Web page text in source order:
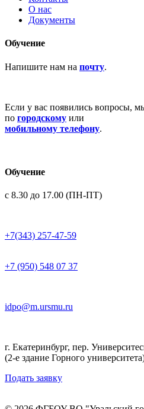
О нас
Документы
Обучение
Напишите нам на почту.
Если у вас появились вопросы,
по городскому или
мобильному телефону.
Обучение
с 8.30 до 17.00 (ПН-ПТ)
+7(343) 257-47-59
+7 (950) 548 07 37
idpo@m.ursmu.ru
г. Екатеринбург, пер.
(2-е здание Горного
Подать заявку